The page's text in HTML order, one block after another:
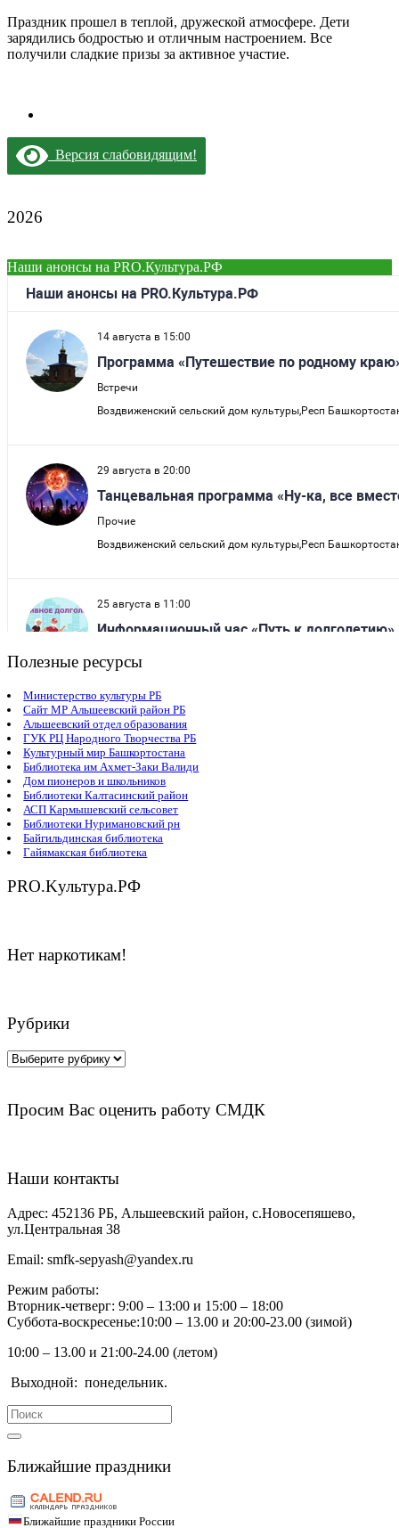
Праздник прошел в теплой, дружеской атмосфере. Дети
зарядились бодростью и отличным настроением. Все
получили сладкие призы за активное участие.
Версия слабовидящим!
2026
Наши анонсы на PRO.Культура.РФ
Полезные ресурсы
Министерство культуры РБ
Сайт МР Альшеевский район РБ
Альшеевский отдел образования
ГУК РЦ Народного Творчества РБ
Культурный мир Башкортостана
Библиотека им Ахмет-Заки Валиди
Дом пионеров и школьников
Библиотеки Калтасинский район
АСП Кармышевский сельсовет
Библиотеки Нуримановский рн
Байгильдинская библиотека
Гайямакская библиотека
PRO.Kультура.РФ
Нет наркотикам!
Рубрики
Рубрики
Просим Вас оценить работу СМДК
Наши контакты
Адрес: 452136 РБ, Альшеевский район, с.Новосепяшево,
ул.Центральная 38
Email: smfk-sepyash@yandex.ru
Режим работы:
Вторник-четверг: 9:00 – 13:00 и 15:00 – 18:00
Суббота-воскресенье:10:00 – 13.00 и 20:00-23.00 (зимой)
10:00 – 13.00 и 21:00-24.00 (летом)
Выходной: понедельник.
Search
for:
Ближайшие праздники
Ближайшие праздники России